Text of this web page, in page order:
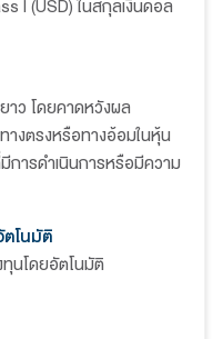
I (USD) ในสกุลเงินดอล
าว โดยคาดหวังผล
างตรงหรือทางอ้อมในหุ้น
ารดําเนินการหรือมีความ
โนมัติ
นโดยอัตโนมัติ